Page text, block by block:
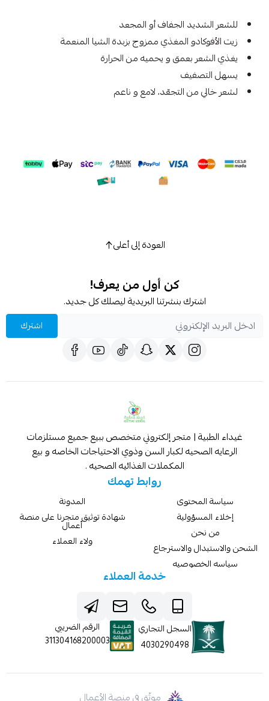
للشعر الشديد الجفاف أو المجعد
زيت الأفوكادو المغذي ممزوج بزبدة الشيا المنعمة
يغذي الشعر بعمق و يحميه من الحرارة
يسهل التصفيف
لشعر خالي من التجعّد، لامع و ناعم
العودة إلى أعلى
كن أول من يعرف!
اشترك بنشرتنا البريدية ليصلك كل جديد.
اشترك
غيداء الطبية | متجر إلكتروني متخصص ببيع جميع مستلزمات
الرعايه الصحيه لكبار السن وذوي الاحتياجات الخاصه و بيع
المكملات الغذائيه الصحيه .
روابط تهمك
سياسة المحتوى
إخلاء المسؤولية
من نحن
الشحن والاستبدال والاسترجاع
سياسه الخصوصيه
المدونة
شهادة توثيق متجرنا على منصة
أعمال
ولاء العملاء
خدمة العملاء
السجل التجاري
4030290498
الرقم الضريبي
311304168200003
موثّق في منصة الأعمال